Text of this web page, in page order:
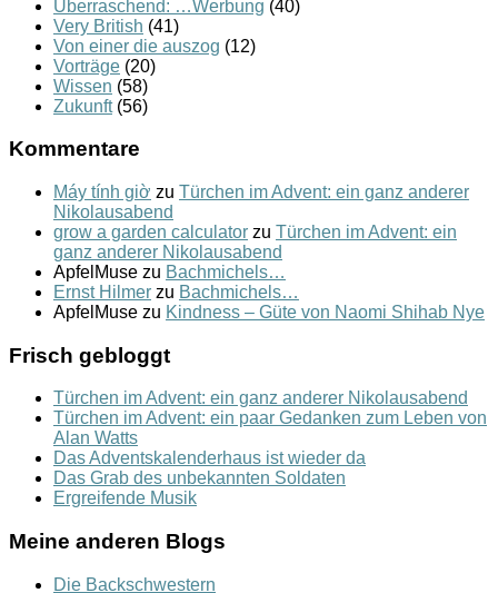
Überraschend: …Werbung (40)
Very British (41)
Von einer die auszog (12)
Vorträge (20)
Wissen (58)
Zukunft(56)
Kommentare
Máy tính giờ zu Türchen im Advent: ein ganz anderer
Nikolausabend
grow a garden calculator zu Türchen im Advent: ein
ganz anderer Nikolausabend
ApfelMuse zu Bachmichels…
Ernst Hilmer zu Bachmichels…
ApfelMuse zu Kindness – Güte von Naomi Shihab Nye
Frisch gebloggt
Türchen im Advent: ein ganz anderer Nikolausabend
Türchen im Advent: ein paar Gedanken zum Leben von
Alan Watts
Das Adventskalenderhaus ist wieder da
Das Grab des unbekannten Soldaten
Ergreifende Musik
Meine anderen Blogs
Die Backschwestern